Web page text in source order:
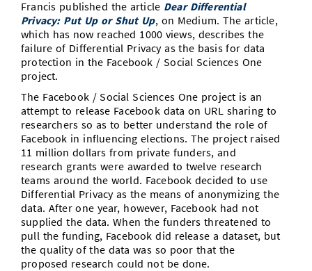
Vom Studium in den Beruf
Study Scheduler
Bibliothek
Open Science/Open Access
Start-ups
IT-Themenabend
Ranking
Zahlen & Fakten
Preise, Auszeichnungen und Förderungen
Kontakt
SIC Merchandise
SIC Podcast
Anfahrt
AnsprechpartnerInnen, Personen, Forschungsgruppen
Alumni
Francis published the article Dear Differential
Privacy: Put Up or Shut Up, on Medium. The article,
which has now reached 1000 views, describes the
failure of Differential Privacy as the basis for data
protection in the Facebook / Social Sciences One
project.
The Facebook / Social Sciences One project is an
attempt to release Facebook data on URL sharing to
researchers so as to better understand the role of
Facebook in influencing elections. The project raised
11 million dollars from private funders, and
research grants were awarded to twelve research
teams around the world. Facebook decided to use
Differential Privacy as the means of anonymizing the
data. After one year, however, Facebook had not
supplied the data. When the funders threatened to
pull the funding, Facebook did release a dataset, but
the quality of the data was so poor that the
proposed research could not be done.